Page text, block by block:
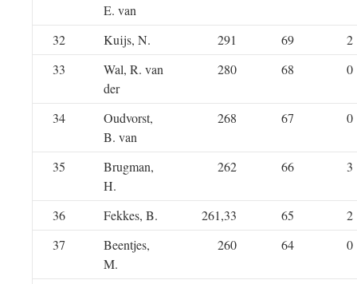
E. van
32 Kuijs, N. 291 69
2
33
Wal, R. van
der
280 68 0
34
Oudvorst,
B. van
268 67 0
35
Brugman,
H.
262 66 3
36 Fekkes, B. 261,33 65
2
37
Beentjes,
M.
260 64 0